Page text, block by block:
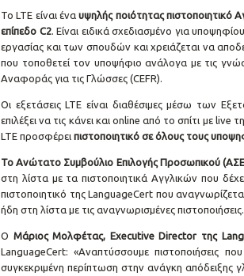
Το LTE είναι έναυψηλής ποιότητας πιστοποιητικό
επίπεδο C2. Είναι ειδικά σχεδιασμένο για
εργασίας και των σπουδών και χρειάζεται να
που τοποθετεί τον υποψήφιο ανάλογα με τις
Αναφοράς για τις Γλώσσες (CEFR).
Οι εξετάσεις LTE είναι διαθέσιμες μέσω των
επιλέξει να τις κάνει και online από το σπίτι με
LTE προσφέρει πιστοποιητικό σε όλους τους
Το Ανώτατο Συμβούλιο Επιλογής Προσωπικού
στη λίστα με τα πιστοποιητικά Αγγλικών που
πιστοποιητικό της LanguageCert που
ήδη στη λίστα με τις αναγνωρισμένες πιστοποιήσεις.
Ο Μάριος Μολφέτας, Executive Director της
LanguageCert: «Αναπτύσσουμε πιστοποιήσεις
συγκεκριμένη περίπτωση στην ανάγκη απόδειξης